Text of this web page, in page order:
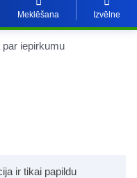
Meklēšana Izvēlne
par iepirkumu
ir tikai papildu